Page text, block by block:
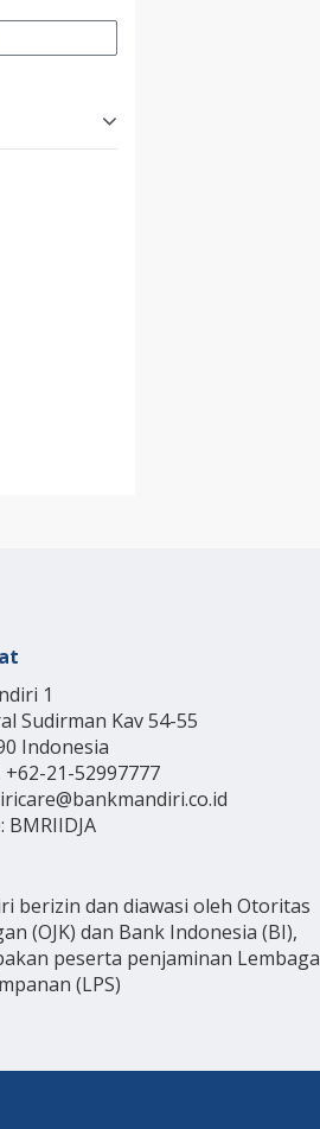
1
Sudirman Kav 54-55
Indonesia
+62-21-52997777
BMRIIDJA
berizin dan diawasi oleh Otoritas
(OJK) dan Bank Indonesia (BI),
peserta penjaminan Lembaga
(LPS)